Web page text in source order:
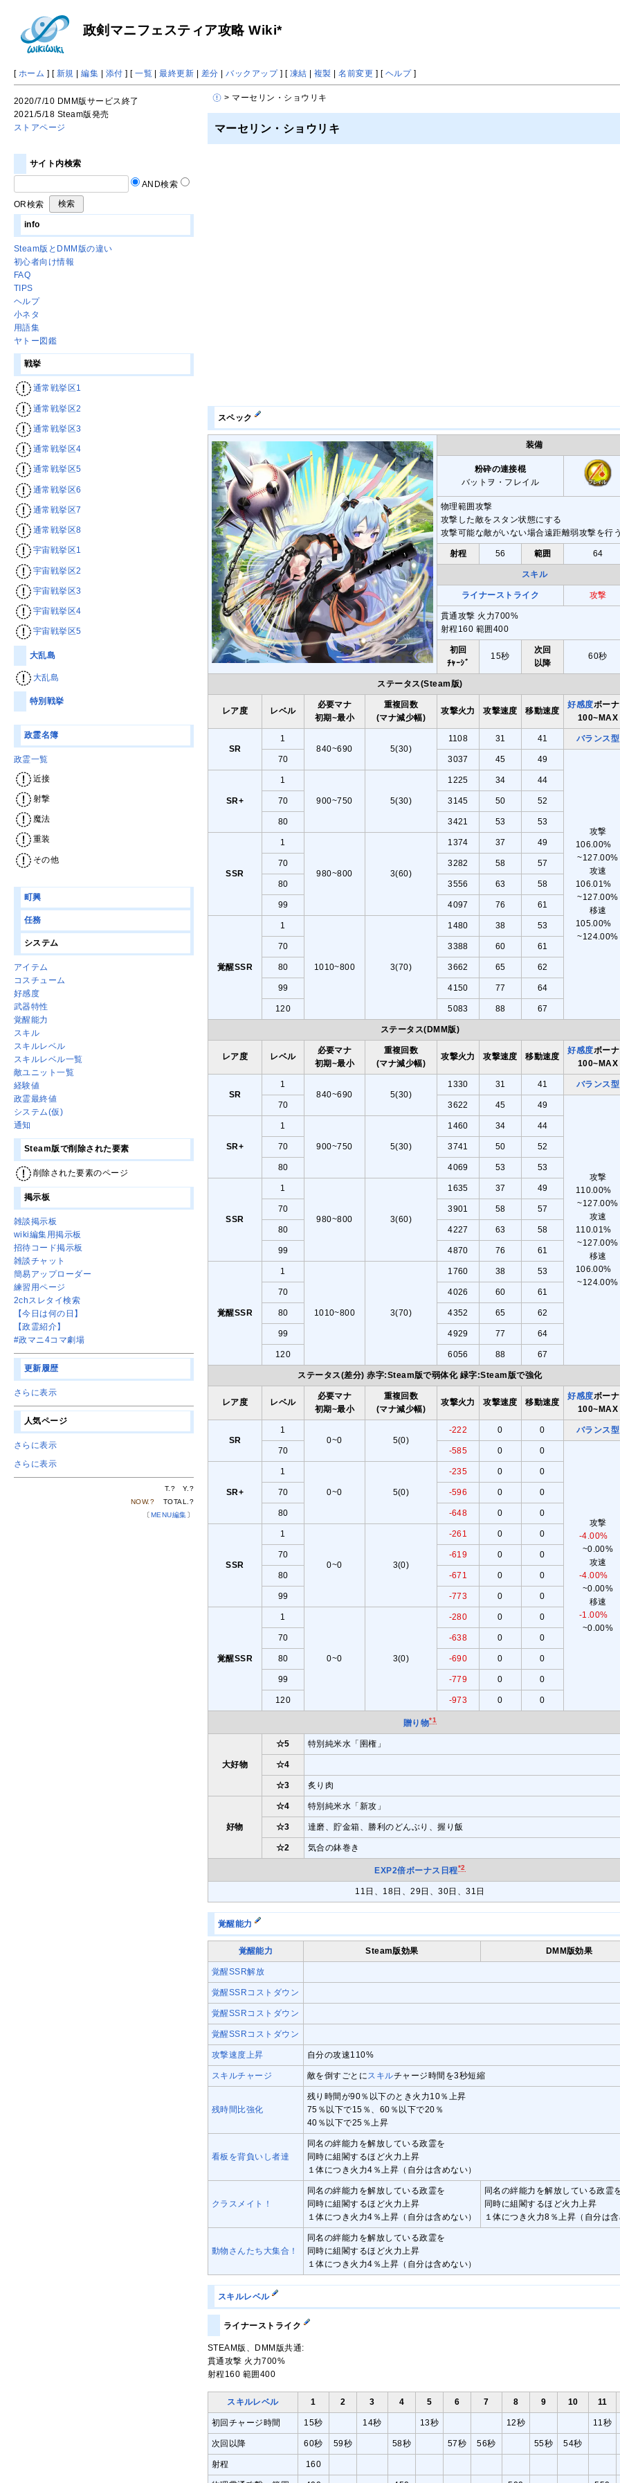
政剣マニフェスティア攻略 Wiki*
[ ホーム ] [ 新規 |編集 | 添付 ] [一覧 |最終更新 | 差分 |バックアップ] [ 凍結 | 複製 |名前変更 ] [ ヘルプ]
> マーセリン・ショウリキ
マーセリン・ショウリキ
スペック
装備
粉砕の連接棍
バットヲ・フレイル
物理範囲攻撃
攻撃した敵をスタン状態にする
攻撃可能な敵がいない場合遠距離弱攻撃を行
射程 56 範囲 64
スキル
ライナーストライク 攻撃
貫通攻撃 火力700%
射程160 範囲400
初回
ﾁｬｰｼﾞ
15秒
次回
以降
60秒
ステータス(Steam版)
レア度 レベル
必要マナ
初期~最小
重複回数
(マナ減少幅)
攻撃火力 攻撃速度 移動速度
好感度ボー
100~MAX
SR
1
840~690
5(30)
1108 31 41 バランス型
70 3037 45 49
攻撃
106.00%
~127.00%
攻速
106.01%
~127.00%
移速
105.00%
~124.00%
SR+
1
900~750 5(30)
1225 34 44
70 3145 50 52
80 3421 53 53
SSR
1
980~800 3(60)
1374 37 49
70 3282 58 57
80 3556 63 58
99 4097 76 61
覚醒SSR
1
1010~800 3(70)
1480 38 53
70 3388 60 61
80 3662 65 62
99 4150 77 64
120 5083 88 67
ステータス(DMM版)
レア度 レベル
必要マナ
初期~最小
重複回数
(マナ減少幅)
攻撃火力 攻撃速度 移動速度
好感度ボー
100~MAX
SR
1
840~690
5(30)
1330 31 41 バランス型
70 3622 45 49
攻撃
110.00%
~127.00%
攻速
110.01%
~127.00%
移速
106.00%
~124.00%
SR+
1
900~750 5(30)
1460 34 44
70 3741 50 52
80 4069 53 53
SSR
1
980~800 3(60)
1635 37 49
70 3901 58 57
80 4227 63 58
99 4870 76 61
覚醒SSR
1
1010~800 3(70)
1760 38 53
70 4026 60 61
80 4352 65 62
99 4929 77 64
120 6056 88 67
ステータス(差分) 赤字:Steam版で弱体化 緑字:Steam版で強化
レア度 レベル
必要マナ
初期~最小
重複回数
(マナ減少幅)
攻撃火力 攻撃速度 移動速度
好感度ボー
100~MAX
SR
1
0~0
5(0)
-222 0 0 バランス型
70 -585 0 0
攻撃
-4.00%
~0.00%
攻速
-4.00%
~0.00%
移速
-1.00%
~0.00%
SR+
1
0~0 5(0)
-235 0 0
70 -596 0 0
80 -648 0 0
SSR
1
0~0 3(0)
-261 0 0
70 -619 0 0
80 -671 0 0
99 -773 0 0
覚醒SSR
1
0~0 3(0)
-280 0 0
70 -638 0 0
80 -690 0 0
99 -779 0 0
120 -973 0 0
贈り物*1
大好物
☆5 特別純米水「圉権」
☆4
☆3 炙り肉
好物
☆4 特別純米水「新攻」
☆3 達磨、貯金箱、勝利のどんぶり、握り飯
☆2 気合の鉢巻き
EXP2倍ボーナス日程*2
11日、18日、29日、30日、31日
覚醒能力
覚醒能力 Steam版効果 DMM版効果
覚醒SSR解放
覚醒SSRコストダウン
覚醒SSRコストダウン
覚醒SSRコストダウン
攻撃速度上昇 自分の攻速110%
スキルチャージ 敵を倒すごとにスキルチャージ時間を3秒短縮
残時間比強化
残り時間が90％以下のとき火力10％上昇
75％以下で15％、60％以下で20％
40％以下で25％上昇
看板を背負いし者達
同名の絆能力を解放している政霊を
同時に組閣するほど火力上昇
１体につき火力4％上昇（自分は含めない）
クラスメイト！
同名の絆能力を解放している政霊を
同時に組閣するほど火力上昇
１体につき火力4％上昇（自分は含めない）
同名の絆能力を解放している政霊
同時に組閣するほど火力上昇
１体につき火力8％上昇（自分は
動物さんたち大集合！
同名の絆能力を解放している政霊を
同時に組閣するほど火力上昇
１体につき火力4％上昇（自分は含めない）
スキルレベル
ライナーストライク
STEAM版、DMM版共通:
貫通攻撃 火力700%
射程160 範囲400
スキルレベル 1 2 3 4 5 6 7 8 9 10 11
初回チャージ時間 15秒 14秒 13秒 12秒 11秒
次回以降 60秒 59秒 58秒 57秒 56秒 55秒 54秒
射程 160
2020/7/10 DMM版サービス終了
2021/5/18 Steam版発売
ストアページ
サイト内検索
AND検索
OR検索
info
Steam版とDMM版の違い
初心者向け情報
FAQ
TIPS
ヘルプ
小ネタ
用語集
ヤトー図鑑
戦挙
通常戦挙区1
通常戦挙区2
通常戦挙区3
通常戦挙区4
通常戦挙区5
通常戦挙区6
通常戦挙区7
通常戦挙区8
宇宙戦挙区1
宇宙戦挙区2
宇宙戦挙区3
宇宙戦挙区4
宇宙戦挙区5
大乱島
大乱島
特別戦挙
政霊名簿
政霊一覧
近接
射撃
魔法
重装
その他
町興
任務
システム
アイテム
コスチューム
好感度
武器特性
覚醒能力
スキル
スキルレベル
スキルレベル一覧
敵ユニット一覧
経験値
政霊最終値
システム(仮)
通知
Steam版で削除された要素
削除された要素のページ
掲示板
雑談掲示板
wiki編集用掲示板
招待コード掲示板
雑談チャット
簡易アップローダー
練習用ページ
2chスレタイ検索
【今日は何の日】
【政霊紹介】
#政マニ4コマ劇場
更新履歴
さらに表示
人気ページ
さらに表示
さらに表示
T. ? Y. ?
NOW.? TOTAL. ?
〔MENU編集〕